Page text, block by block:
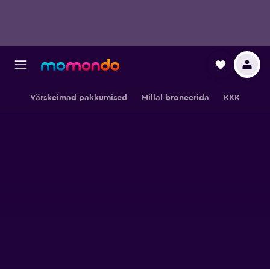
Värskeimad pakkumised Millal broneerida KKK